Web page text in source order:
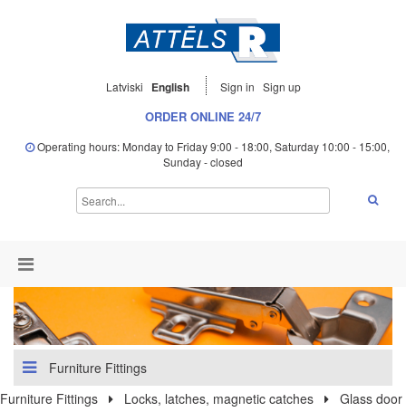
Latviski English Sign in Sign up
ORDER ONLINE 24/7
Operating hours: Monday to Friday 9:00 - 18:00, Saturday 10:00 - 15:00,
Sunday - closed
Furniture Fittings
Furniture Fittings
Locks, latches, magnetic catches
Glass door